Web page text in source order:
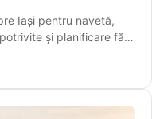
Iași pentru navetă,
și planificare fără